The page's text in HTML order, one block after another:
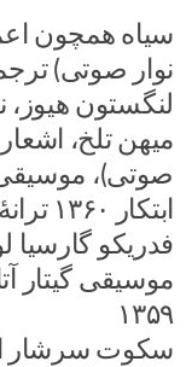
سیاه همچون
نوار صوتی)
میهن تلخ،
صوتی)،
فدریکو گارسیا
موسیقی گیتار
۱۳۵۹
سکوت سرشار از